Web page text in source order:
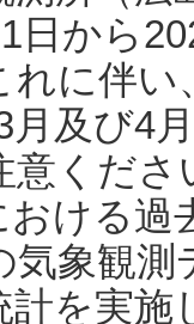
日から
に伴い
月及び4
意くだ
ける過
気象観
計を実